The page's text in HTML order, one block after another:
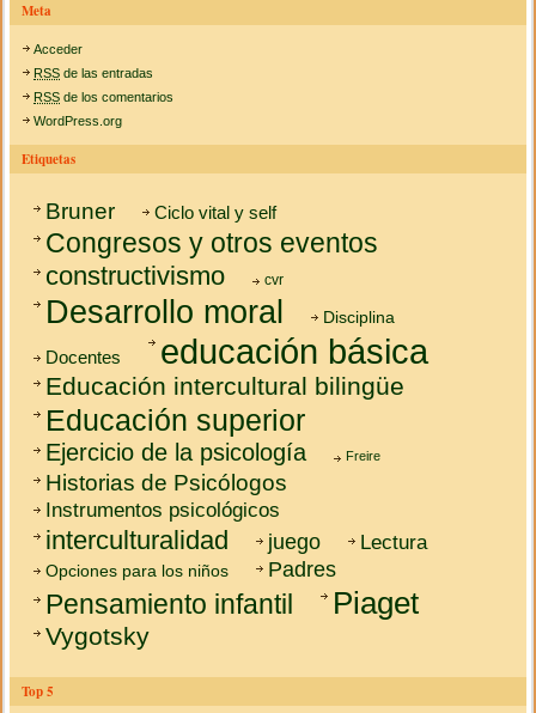
Meta
Acceder
RSS de las entradas
RSS de los comentarios
WordPress.org
Etiquetas
Bruner Ciclo vital y self
Congresos y otros eventos
constructivismo cvr
Desarrollo moral Disciplina
Docentes educación básica
Educación intercultural bilingüe
Educación superior
Ejercicio de la psicología Freire
Historias de Psicólogos
Instrumentos psicológicos
interculturalidad juego Lectura
Opciones para los niños Padres
Pensamiento infantil Piaget
Vygotsky
Top 5